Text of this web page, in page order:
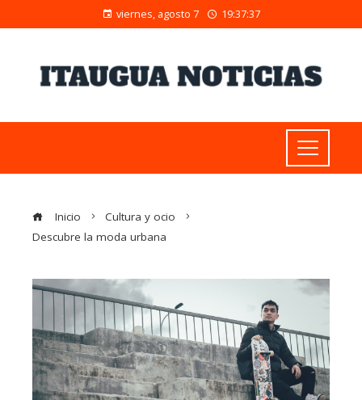
viernes, agosto 7 19:37:37
Inicio
Cultura y ocio
Descubre la moda urbana